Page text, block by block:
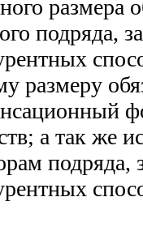
размера
подряда,
размеру
а так же